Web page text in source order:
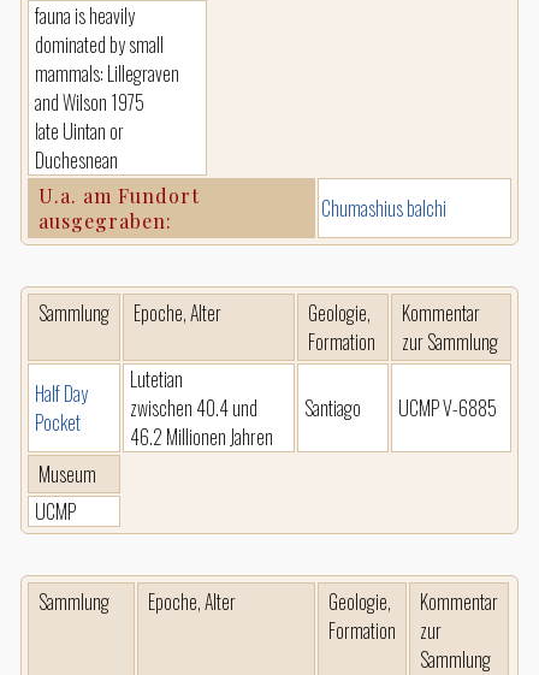
fauna is heavily
dominated by small
mammals: Lillegraven
and Wilson 1975
late Uintan or
Duchesnean
U.a. am Fundort
ausgegraben:
Chumashius balchi
Sammlung Epoche, Alter
Geologie,
Formation
Kommentar
zur Sammlung
Half Day
Pocket
Lutetian
zwischen 40.4 und
46.2 Millionen Jahren
Santiago UCMP V-6885
Museum
UCMP
Sammlung Epoche, Alter
Geologie,
Formation
Kommentar
zur
Sammlung